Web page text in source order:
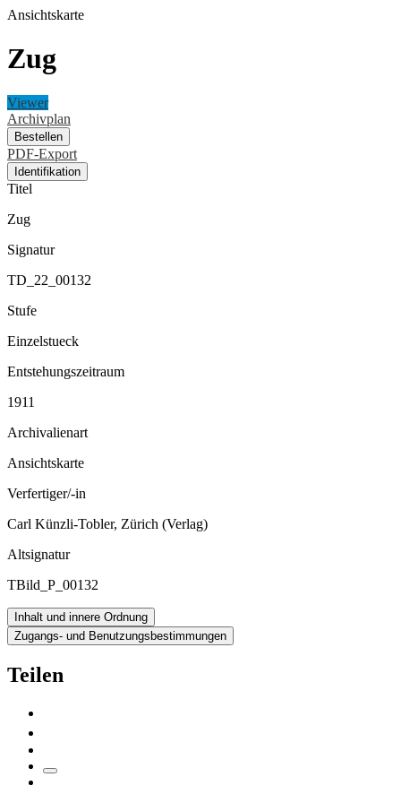
Ansichtskarte
Zug
Viewer
Archivplan
Bestellen
PDF-Export
Identifikation
Titel
Zug
Signatur
TD_22_00132
Stufe
Einzelstueck
Entstehungszeitraum
1911
Archivalienart
Ansichtskarte
Verfertiger/-in
Carl Künzli-Tobler, Zürich (Verlag)
Altsignatur
TBild_P_00132
Inhalt und innere Ordnung
Zugangs- und Benutzungsbestimmungen
Teilen